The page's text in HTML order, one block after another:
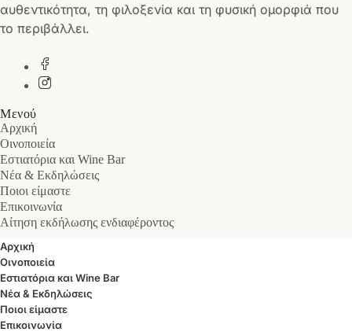
αυθεντικότητα, τη φιλοξενία και τη φυσική ομορφιά που
το περιβάλλει.
Μενού
Αρχική
Οινοποιεία
Εστιατόρια και Wine Bar
Νέα & Εκδηλώσεις
Ποιοι είμαστε
Επικοινωνία
Αίτηση εκδήλωσης ενδιαφέροντος
Αρχική
Οινοποιεία
Εστιατόρια και Wine Bar
Νέα & Εκδηλώσεις
Ποιοι είμαστε
Επικοινωνία